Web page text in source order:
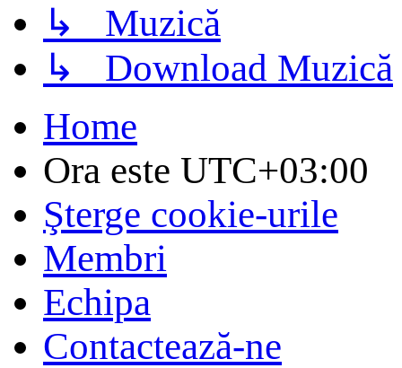
↳ Muzică
↳ Download Muzică
Home
Ora este UTC+03:00
Şterge cookie-urile
Membri
Echipa
Contactează-ne